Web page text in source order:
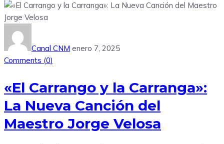
Canal CNM enero 7, 2025
Comments (0)
«El Carrango y la Carranga»:
La Nueva Canción del
Maestro Jorge Velosa